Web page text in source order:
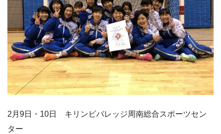
2月9日・10日 キリンビバレッジ周南総合スポーツセン
ター